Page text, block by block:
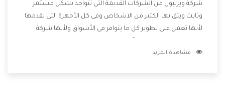
شركة ويرلبول من الشركات القديمة التى تتواجد بشكل مستمر
وثابت ويثق بها الكثير من الاشخاص وفى كل الأجهزة التى تقدمها
لأنها تعمل على تطوير كل ما يتوافر فى الأسواق ولأنها شركة
وتقدم للعملاء أقوى العروض والخصومات التى تسهل على
مشاهدة المزيد